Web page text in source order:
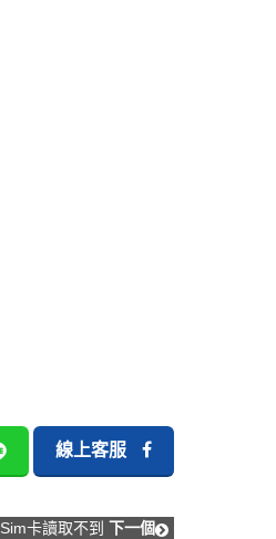
線上客服
Sim卡讀取不到 下一個